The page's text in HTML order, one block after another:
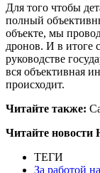
Для того чтобы
полный
объекте, мы
дронов. И в итоге
руководстве
вся объективная
происходит.
Читайте также:
Читайте новости
ТЕГИ
За работой